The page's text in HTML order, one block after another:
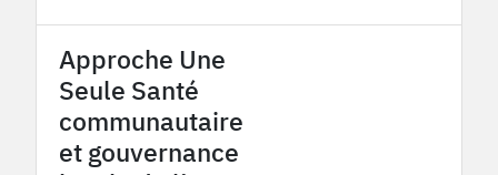
Approche Une
Seule Santé
communautaire
et gouvernance